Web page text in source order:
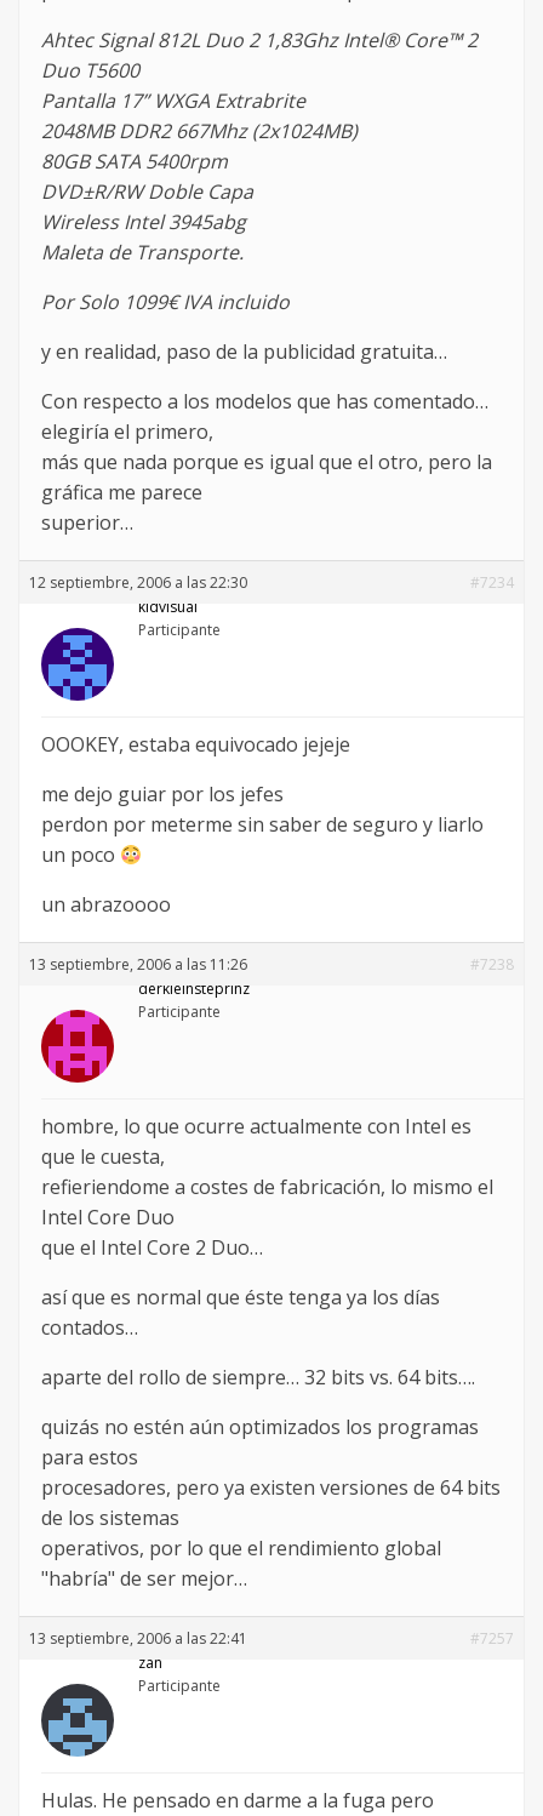
Ahtec Signal 812L Duo 2 1,83Ghz Intel® Core™ 2
Duo T5600
Pantalla 17” WXGA Extrabrite
2048MB DDR2 667Mhz (2x1024MB)
80GB SATA 5400rpm
DVD±R/RW Doble Capa
Wireless Intel 3945abg
Maleta de Transporte.
Por Solo 1099€ IVA incluido
y en realidad, paso de la publicidad gratuita…
Con respecto a los modelos que has comentado…
elegiría el primero,
más que nada porque es igual que el otro, pero la
gráfica me parece
superior…
12 septiembre, 2006 a las 22:30
#7234
kidvisual
Participante
OOOKEY, estaba equivocado jejeje
me dejo guiar por los jefes
perdon por meterme sin saber de seguro y liarlo
un poco
un abrazoooo
13 septiembre, 2006 a las 11:26
#7238
derkleinsteprinz
Participante
hombre, lo que ocurre actualmente con Intel es
que le cuesta,
refieriendome a costes de fabricación, lo mismo el
Intel Core Duo
que el Intel Core 2 Duo…
así que es normal que éste tenga ya los días
contados…
aparte del rollo de siempre… 32 bits vs. 64 bits….
quizás no estén aún optimizados los programas
para estos
procesadores, pero ya existen versiones de 64 bits
de los sistemas
operativos, por lo que el rendimiento global
"habría" de ser mejor…
13 septiembre, 2006 a las 22:41
#7257
zan
Participante
Hulas. He pensado en darme a la fuga pero